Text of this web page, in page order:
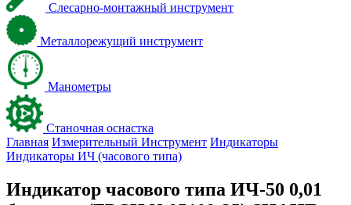
Слесарно-монтажный инструмент
Металлорежущий инструмент
Манометры
Станочная оснастка
Главная Измерительный Инструмент Индикаторы
Индикаторы ИЧ (часового типа)
Индикатор часового типа ИЧ-50 0,01